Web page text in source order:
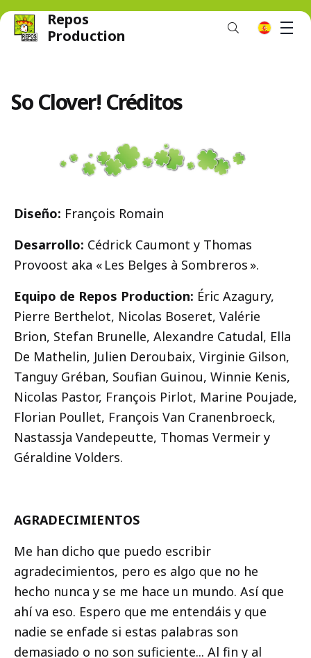
Repos
Production
es
So Clover! Créditos
Diseño: François Romain
Desarrollo: Cédrick Caumont y Thomas
Provoost aka « Les Belges à Sombreros ».
Equipo de Repos Production: Éric Azagury,
Pierre Berthelot, Nicolas Boseret, Valérie
Brion, Stefan Brunelle, Alexandre Catudal, Ella
De Mathelin, Julien Deroubaix, Virginie Gilson,
Tanguy Gréban, Soufian Guinou, Winnie Kenis,
Nicolas Pastor, François Pirlot, Marine Poujade,
Florian Poullet, François Van Cranenbroeck,
Nastassja Vandepeutte, Thomas Vermeir y
Géraldine Volders.
AGRADECIMIENTOS
Me han dicho que puedo escribir
agradecimientos, pero es algo que no he
hecho nunca y se me hace un mundo. Así que
ahí va eso. Espero que me entendáis y que
nadie se enfade si estas palabras son
demasiado o no son suficiente... Al fin y al